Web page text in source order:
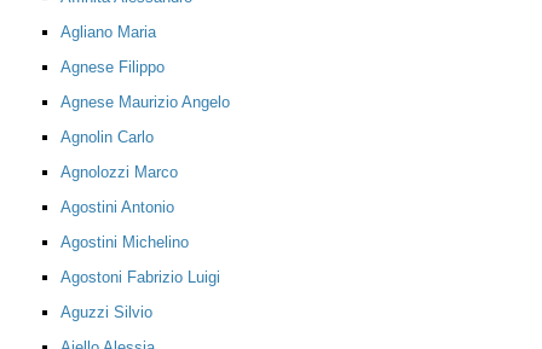
Agliano Maria
Agnese Filippo
Agnese Maurizio Angelo
Agnolin Carlo
Agnolozzi Marco
Agostini Antonio
Agostini Michelino
Agostoni Fabrizio Luigi
Aguzzi Silvio